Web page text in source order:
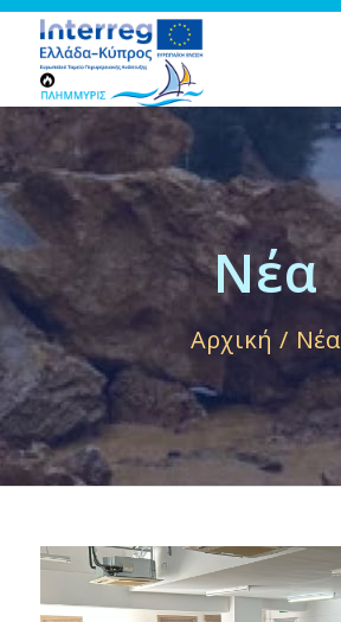
Νέα
Αρχική / Νέα